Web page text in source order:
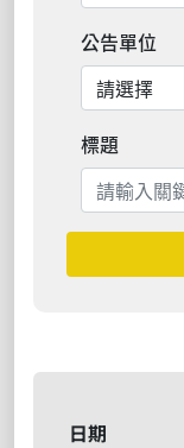
公告單位
標題
搜尋
日期